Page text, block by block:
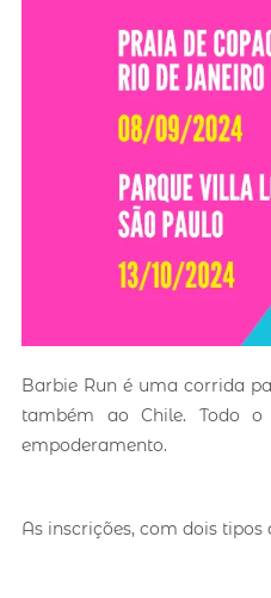
Barbie Run é uma corrida
também ao Chile. Todo
empoderamento.
As inscrições, com dois